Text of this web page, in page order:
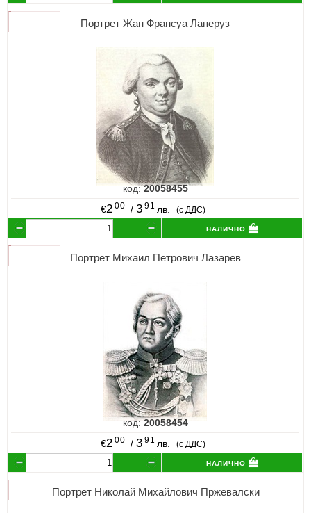
Портрет Жан Франсуа Лаперуз
код:20058455
€2 00 / 3 91 лв. (с ДДС)
налично
Портрет Михаил Петрович Лазарев
код:20058454
€2 00 / 3 91 лв. (с ДДС)
налично
Портрет Николай Михайлович Пржевалски